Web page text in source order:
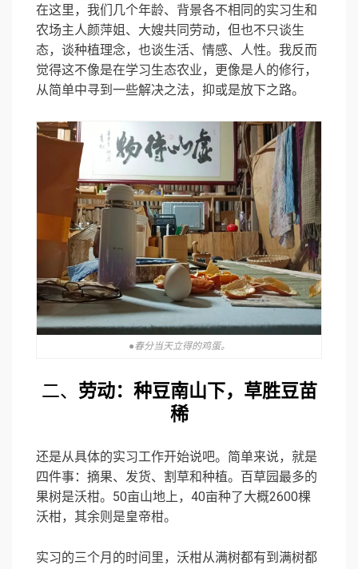
在这里，我们几个年龄、背景各不相同的实习生和
农场主人颜萍姐、大嫂共同劳动，但也不只谈生
态，谈种植理念，也谈生活、情感、人性。我反而
觉得这不像是在学习生态农业，更像是人的修行，
从简单中寻到一些解决之法，抑或是放下之路。
●春分当天立得的鸡蛋。
二、 劳动： 种豆南山下，草胜豆苗
稀
还是从具体的实习工作开始说吧。简单来说，就是
四件事：摘果、发货、割草和种植。百草园最多的
果树是沃柑。50亩山地上，40亩种了大概2600棵
沃柑，其余则是皇帝柑。
实习的三个月的时间里，沃柑从满树都有到满树都